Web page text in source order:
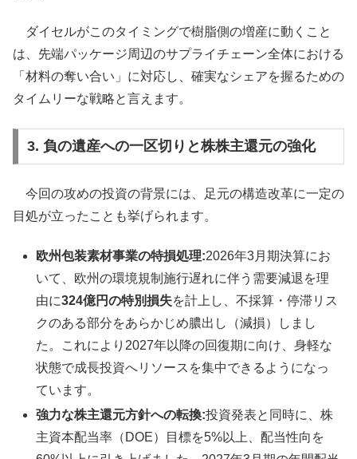
ダイセルがこのタイミングで樹脂側の増産に動くこと
は、先端パッケージ周辺のサプライチェーン全体における
「材料の奪い合い」に対応し、確実なシェアを握るための
タイムリーな戦略と言えます。
3. 負の遺産への一区切りと株株主還元の強化
今回の攻めの投資の背景には、足元の構造改革に一定の
目処が立ったことも挙げられます。
欧州包装素材事業の特損処理:2026年3月期決算にお
いて、欧州の環境規制施行遅れに伴う需要減退を理
由に324億円の特別損失を計上し、不採算・停滞リス
クのある部分をあらかじめ膿出し（減損）しまし
た。これにより2027年以降の回復期に向け、身軽な
状態で成長投資へリソースを集中できるようになっ
ています。
強力な株主還元方針への転換:投資発表と同時に、株
主資本配当率（DOE）目標を5%以上、配当性向を